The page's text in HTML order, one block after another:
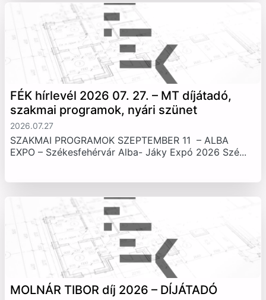
FÉK hírlevél 2026 07. 27. – MT díjátadó,
szakmai programok, nyári szünet
2026.07.27
SZAKMAI PROGRAMOK SZEPTEMBER 11 – ALBA
EXPO – Székesfehérvár Alba- Jáky Expó 2026 Szé...
MOLNÁR TIBOR díj 2026 – DÍJÁTADÓ